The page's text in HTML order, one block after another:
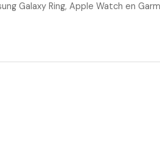
Galaxy Ring, Apple Watch en